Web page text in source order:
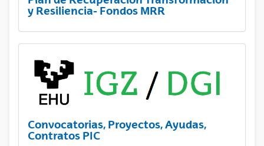
y Resiliencia- Fondos MRR
Convocatorias, Proyectos, Ayudas,
Contratos PIC